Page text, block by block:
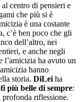
centro di pensieri e
che più si è
è una costante
c’è ben poco che gli
dell’altro, nei
e anche negli
l’amicizia ha avuto un
hanno
storia. DiLei ha
più belle di sempre:
profonda riflessione.